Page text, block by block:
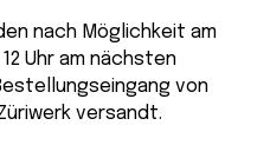
nach Möglichkeit am
Uhr am nächsten
von
versandt.